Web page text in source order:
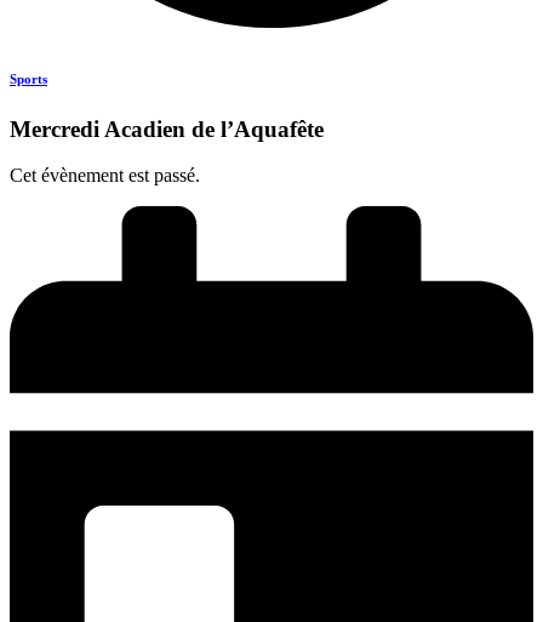
Sports
Mercredi Acadien de l’Aquafête
Cet évènement est passé.